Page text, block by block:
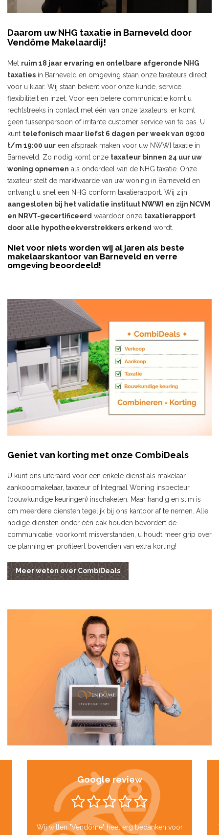
Daarom uw NHG taxatie in Barneveld door
Vendôme Makelaardij!
Met ruim 18 jaar ervaring en ontelbare afgeronde NHG
taxaties in Barneveld en omgeving staan onze taxateurs direct
voor u klaar. Wij staan bekent voor onze kunde, service,
flexibiliteit en inzet. Voor een betere communicatie komt u
rechtstreeks in contact met één van onze taxateurs, er komt
geen tussenpersoon of irritante customer service van te pas. U
kunt telefonisch maar liefst 6 dagen per week van 09:00
t/m 19:00 uur een afspraak maken voor uw NWWI taxatie in
Barneveld. Zo nodig komt onze taxateur binnen 24 uur uw
woning opnemen als onderdeel van de NHG taxatie. Onze
taxateur stelt de marktwaarde van uw woning in Barneveld en
ontvangt u snel een NHG conform taxatierapport. Wij zijn
aangesloten bij het validatie instituut NWWI en zijn NCVM
en NRVT-gecertificeerd waardoor onze taxatierapport
door alle hypotheekverstrekkers erkend wordt.
Niet voor niets worden wij al jaren als beste
makelaarskantoor van Barneveld en verre
omgeving beoordeeld!
Geniet van korting met onze CombiDeals
U kunt ons uiteraard voor een enkele dienst als makelaar,
aankoopmakelaar, taxateur of Integraal Woning inspecteur
(bouwkundige keuringen) inschakelen. Maar handig en slim is
om meerdere diensten tegelijk bij ons kantoor af te nemen. Alle
nodige diensten onder één dak houden bevordert de
communicatie, voorkomt misverstanden, u houdt meer grip over
de planning en profiteert bovendien van extra korting!
Meer weten over CombiDeals
Google review
Wij willen "Vendôme" heel erg bedanken voor